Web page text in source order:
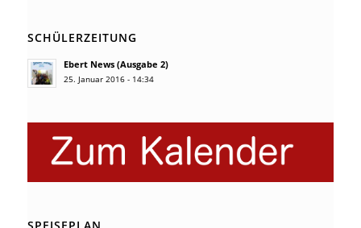
SCHÜLERZEITUNG
Ebert News (Ausgabe 2)
25. Januar 2016 - 14:34